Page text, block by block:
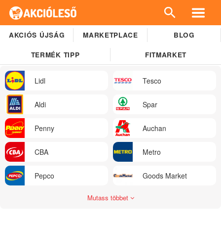
AKCIÓS ÚJSÁG MARKETPLACE BLOG
TERMÉK TIPP FITMARKET
Lidl Tesco
Aldi Spar
Penny Auchan
CBA Metro
Pepco Goods Market
Mutass többet